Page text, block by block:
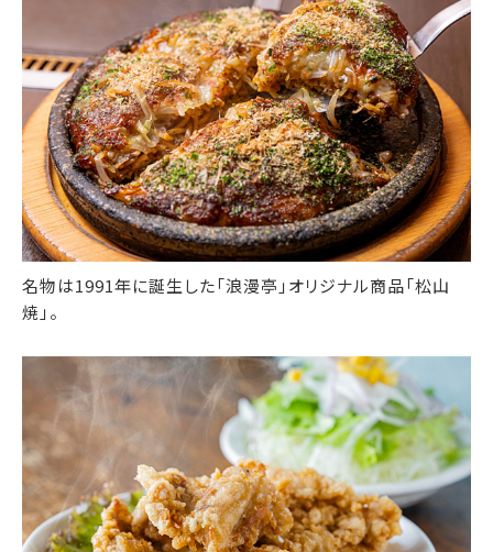
名物は1991年に誕生した「浪漫亭」オリジナル商品「松山
焼」。